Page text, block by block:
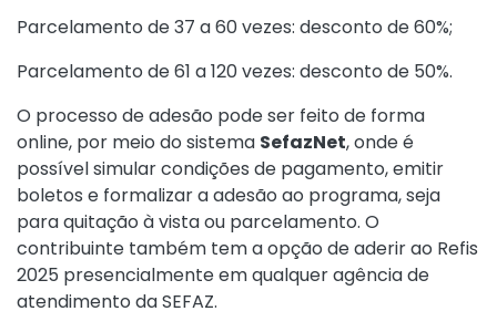
Parcelamento de 37 a 60 vezes: desconto de 60%;
Parcelamento de 61 a 120 vezes: desconto de 50%.
O processo de adesão pode ser feito de forma
online, por meio do sistema SefazNet, onde é
possível simular condições de pagamento, emitir
boletos e formalizar a adesão ao programa, seja
para quitação à vista ou parcelamento. O
contribuinte também tem a opção de aderir ao Refis
2025 presencialmente em qualquer agência de
atendimento da SEFAZ.